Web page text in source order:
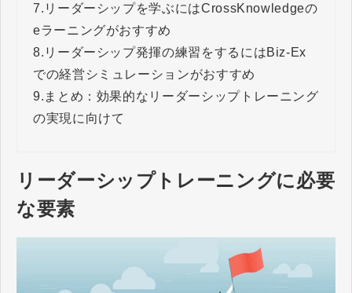
7. リーダーシップを学ぶにはCrossKnowledgeの
eラーニングがおすすめ
8. リーダーシップ発揮の練習をするにはBiz-Ex
での経営シミュレーションがおすすめ
9. まとめ：効果的なリーダーシップトレーニング
の実現に向けて
リーダーシップトレーニングに必要
な要素